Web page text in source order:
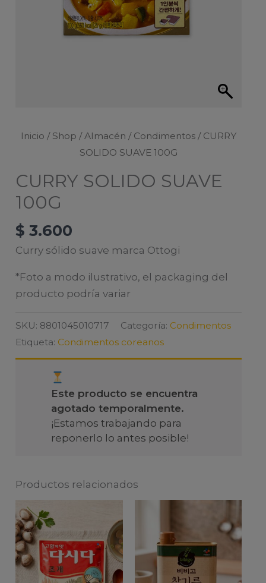
Inicio / Shop /Almacén / Condimentos / CURRY
SOLIDO SUAVE 100G
CURRY SOLIDO SUAVE
100G
$ 3.600
Curry sólido suave marca Ottogi
*Foto a modo ilustrativo, el packaging del
producto podría variar
SKU: 8801045010717 Categoría: Condimentos
Etiqueta: Condimentos coreanos
Este producto se encuentra
agotado temporalmente.
¡Estamos trabajando para
reponerlo lo antes posible!
Productos relacionados